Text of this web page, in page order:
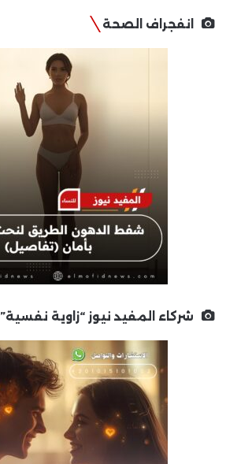
انفجراف الصحة
شركاء المفيد نيوز “زاوية نفسية”